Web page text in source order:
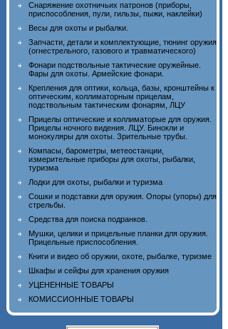
Снаряжение охотничьих патронов (приборы,
приспособления, пули, гильзы, пыжи, наклейки)
Весы для охоты и рыбалки.
Запчасти, детали и комплектующие, тюнинг оружия
(огнестрельного, газового и травматического)
Фонари подствольные тактические оружейные.
Фары для охоты. Армейские фонари.
Крепления для оптики, кольца, базы, кронштейны к
оптическим, коллиматорным прицелам,
подствольным тактическим фонарям, ЛЦУ
Прицелы оптические и коллиматорые для оружия.
Прицелы ночного видения. ЛЦУ. Бинокли и
монокуляры для охоты. Зрительные трубы.
Компасы, барометры, метеостанции,
измерительные приборы для охоты, рыбалки,
туризма
Лодки для охоты, рыбалки и туризма
Сошки и подставки для оружия. Опоры (упоры) для
стрельбы.
Средства для поиска подранков.
Мушки, целики и прицельные планки для оружия.
Прицельные приспособления.
Книги и видео об оружии, охоте, рыбалке, туризме
Шкафы и сейфы для хранения оружия
УЦЕНЕННЫЕ ТОВАРЫ
КОМИССИОННЫЕ ТОВАРЫ